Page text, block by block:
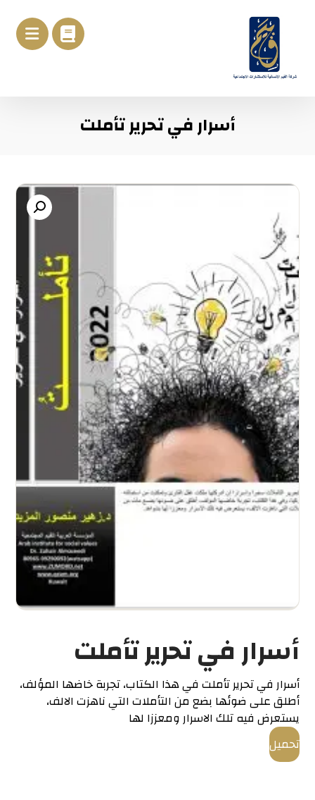
أسرار في تحرير تأملت
أسرار في تحرير تأملت
أسرار في تحرير تأملت في هذا الكتاب، تجربة خاضها المؤلف،
أطلق على ضوئها بضع من التأملات التي ناهزت الالف،
يستعرض فيه تلك الاسرار ومعززا لها
تحميل